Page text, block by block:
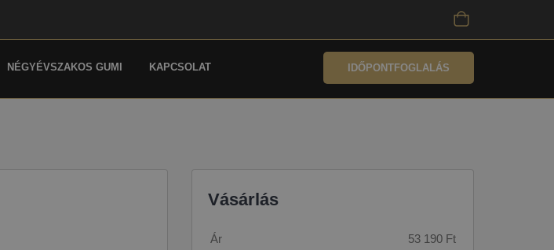
NÉGYÉVSZAKOS GUMI KAPCSOLAT IDŐPONTFOGLALÁS
Vásárlás
Ár 53 190 Ft